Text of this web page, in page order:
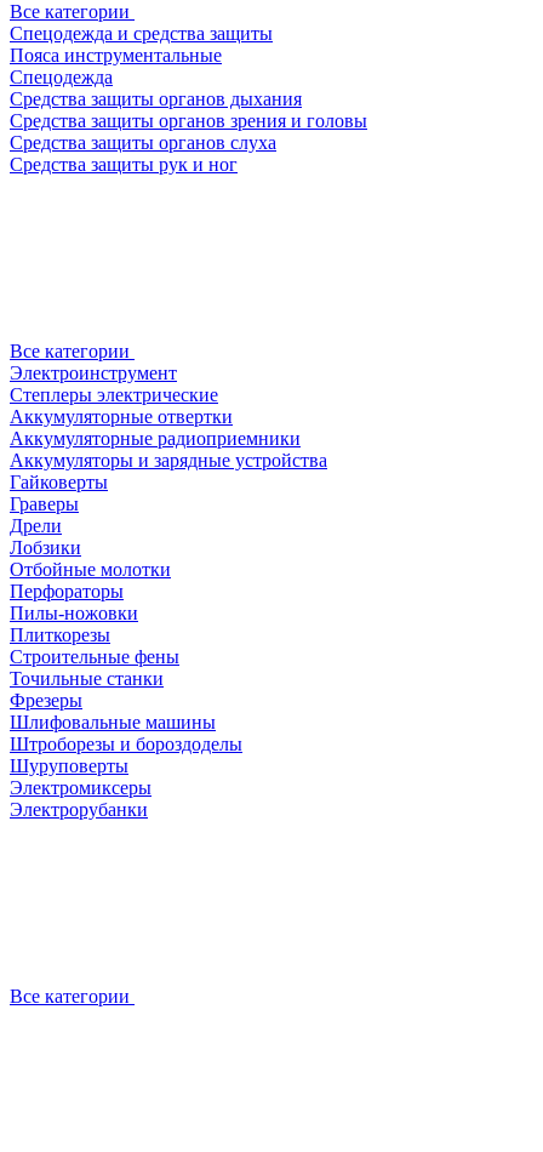
Все категории
Спецодежда и средства защиты
Пояса инструментальные
Спецодежда
Средства защиты органов дыхания
Средства защиты органов зрения и головы
Средства защиты органов слуха
Средства защиты рук и ног
Все категории
Электроинструмент
Степлеры электрические
Аккумуляторные отвертки
Аккумуляторные радиоприемники
Аккумуляторы и зарядные устройства
Гайковерты
Граверы
Дрели
Лобзики
Отбойные молотки
Перфораторы
Пилы-ножовки
Плиткорезы
Строительные фены
Точильные станки
Фрезеры
Шлифовальные машины
Штроборезы и бороздоделы
Шуруповерты
Электромиксеры
Электрорубанки
Все категории